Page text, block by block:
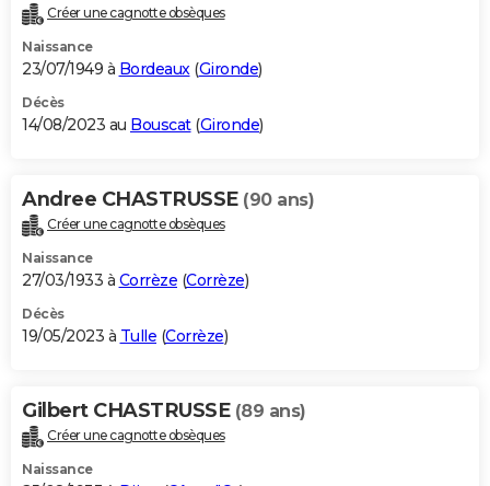
Créer une cagnotte obsèques
Naissance
23/07/1949 à Bordeaux(Gironde)
Décès
14/08/2023 au Bouscat(Gironde)
Andree CHASTRUSSE (90 ans)
Créer une cagnotte obsèques
Naissance
27/03/1933 à Corrèze (Corrèze)
Décès
19/05/2023 à Tulle (Corrèze)
Gilbert CHASTRUSSE (89 ans)
Créer une cagnotte obsèques
Naissance